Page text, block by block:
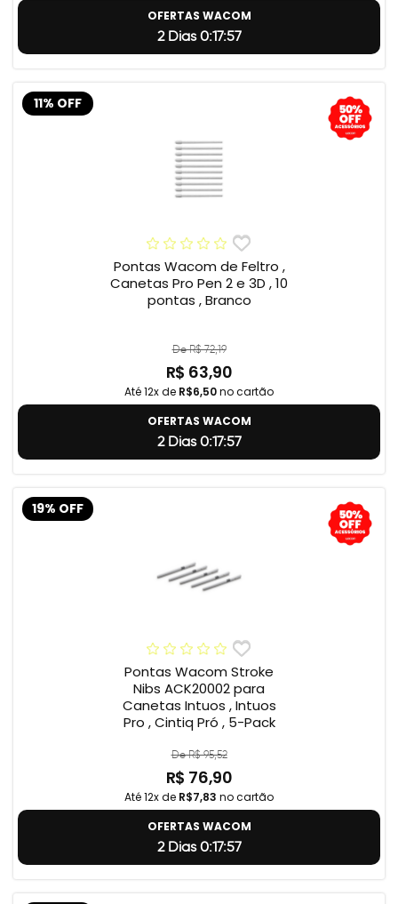
OFERTAS WACOM
2 Dias 0:17:56
11% OFF
Pontas Wacom de Feltro ,
Canetas Pro Pen 2 e 3D , 10
pontas , Branco
De R$ 72,19
R$ 63,90
Até 12x de R$6,50no cartão
OFERTAS WACOM
2 Dias 0:17:56
19% OFF
Pontas Wacom Stroke
Nibs ACK20002 para
Canetas Intuos , Intuos
Pro , Cintiq Pró , 5-Pack
De R$ 95,52
R$ 76,90
Até 12x de R$7,83 no cartão
OFERTAS WACOM
2 Dias 0:17:56